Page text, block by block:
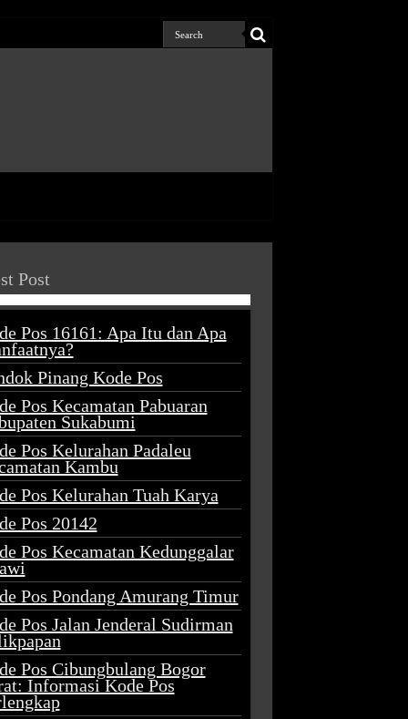
Post
Pos 16161: Apa Itu dan Apa
Pinang Kode Pos
Pos Kecamatan Pabuaran
Sukabumi
Pos Kelurahan Padaleu
Kambu
Pos Kelurahan Tuah Karya
Pos 20142
Pos Kecamatan Kedunggalar
Pos Pondang Amurang Timur
Pos Jalan Jenderal Sudirman
Pos Cibungbulang Bogor
Informasi Kode Pos